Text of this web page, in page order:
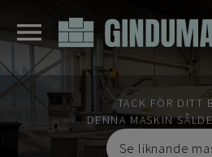
TACK FÖR DITT
DENNA MASKIN
Se liknande